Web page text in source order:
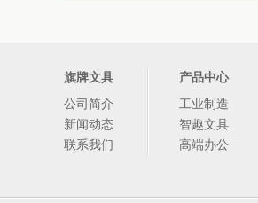
旗牌文具
公司简介
新闻动态
联系我们
产品中心
工业制造
智趣文具
高端办公